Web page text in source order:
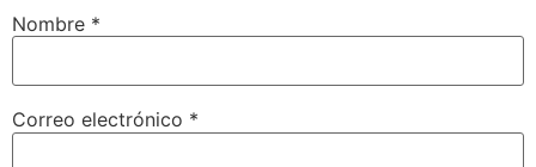
Nombre *
Correo electrónico *